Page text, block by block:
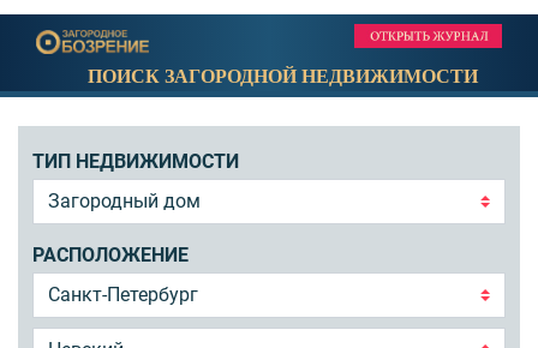
ПОИСК ЗАГОРОДНОЙ НЕДВИЖИМОСТИ
ТИП НЕДВИЖИМОСТИ
РАСПОЛОЖЕНИЕ